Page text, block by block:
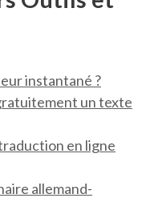
instantané ?
un texte
en ligne
allemand-